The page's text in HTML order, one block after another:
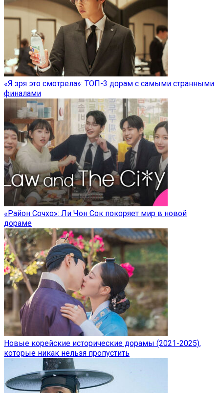
«Я зря это смотрела»: ТОП-3 дорам с самыми странными
финалами
«Район Сочхо»: Ли Чон Сок покоряет мир в новой
дораме
Новые корейские исторические дорамы (2021-2025),
которые никак нельзя пропустить